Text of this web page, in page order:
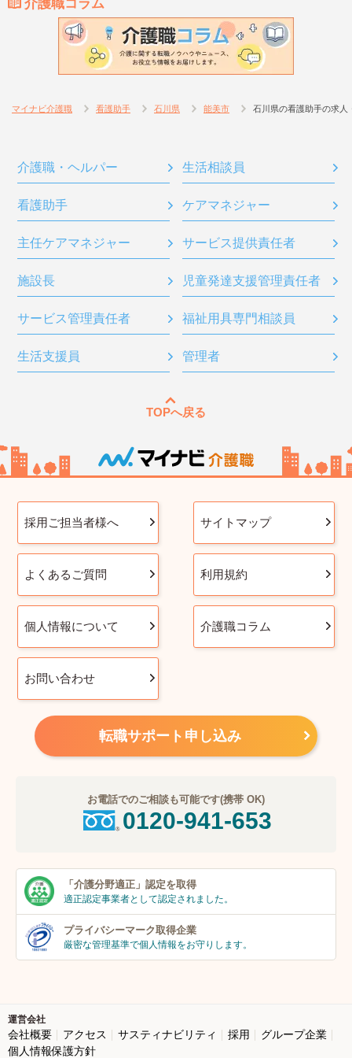
介護職コラム
マイナビ介護職 看護助手 石川県 能美市 石川県の看護助手の求人
介護職・ヘルパー 生活相談員
看護助手 ケアマネジャー
主任ケアマネジャー サービス提供責任者
施設長 児童発達支援管理責任者
サービス管理責任者 福祉用具専門相談員
生活支援員 管理者
TOPへ戻る
採用ご担当者様へ サイトマップ
よくあるご質問 利用規約
個人情報について 介護職コラム
お問い合わせ
転職サポート申し込み
お電話でのご相談も可能です(携帯 OK)
0120-941-653
「介護分野適正」 認定を取得
適正認定事業者として認定されました。
プライバシーマーク取得企業
厳密な管理基準で個人情報をお守りします。
運営会社
会社概要 アクセス サスティナビリティ 採用
グループ企業
個人情報保護方針